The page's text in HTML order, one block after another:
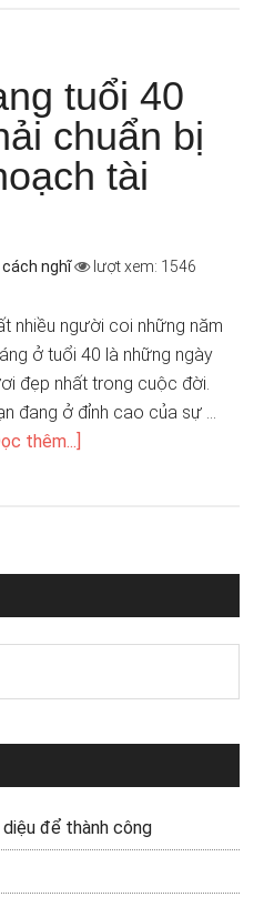
tuổi 40
chuẩn bị
tài
nghĩ lượt xem: 1546
nhiều người coi những năm
ở tuổi 40 là những ngày
đẹp nhất trong cuộc đời.
đang ở đỉnh cao của sự …
thêm...]
để thành công